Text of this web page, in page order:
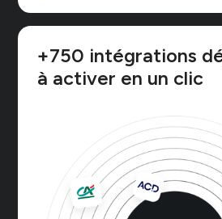
+750 intégrations
à activer en un clic